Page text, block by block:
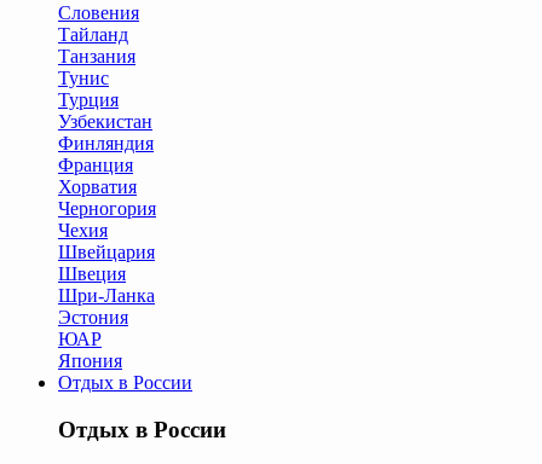
Словения
Тайланд
Танзания
Тунис
Турция
Узбекистан
Финляндия
Франция
Хорватия
Черногория
Чехия
Швейцария
Швеция
Шри-Ланка
Эстония
ЮАР
Япония
Отдых в России
Отдых в России